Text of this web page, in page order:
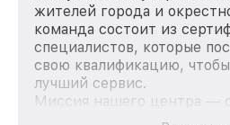
жителей города и
команда состоит из
специалистов, которые
свою квалификацию,
лучший сервис.
Миссия нашего центра —
качественный и